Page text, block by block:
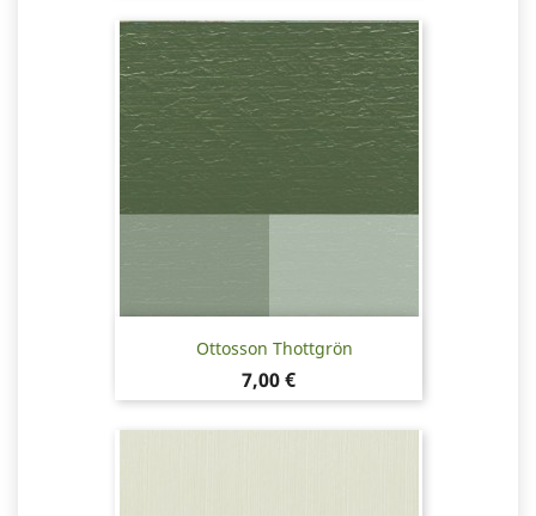
Ottosson Thottgrön
Pris
7,00 €